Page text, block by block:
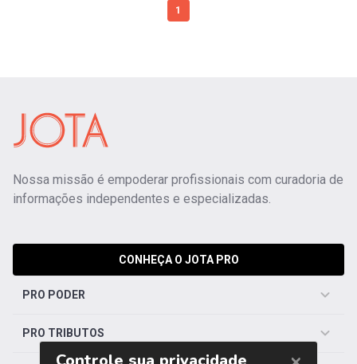
1
Nossa missão é empoderar profissionais com curadoria de
informações independentes e especializadas.
CONHEÇA O JOTA PRO
PRO PODER
PRO TRIBUTOS